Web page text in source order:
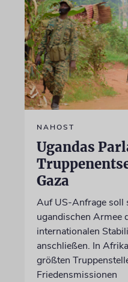
NAHOST
Ugandas
Gaza
Auf US-Anfrage soll
ugandischen Armee
internationalen
anschließen. In
größten
Friedensmissionen